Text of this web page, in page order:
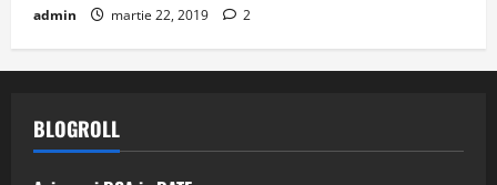
admin martie 22, 2019 2
BLOGROLL